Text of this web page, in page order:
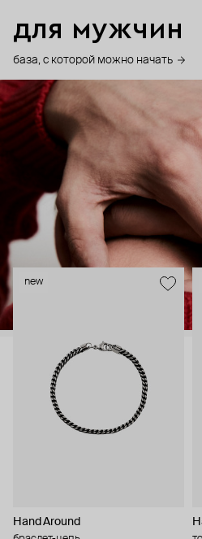
для мужчин
база, с которой можно начать
new
Hand Around